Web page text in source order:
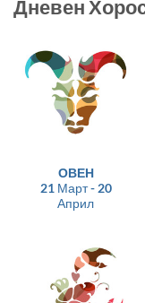
Дневен
ОВЕН
21 Март - 20
Април